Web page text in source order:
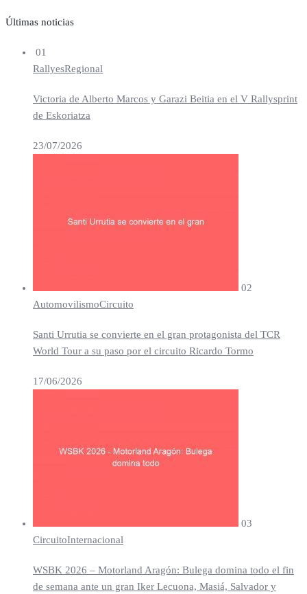
Últimas noticias
01
RallyesRegional
Victoria de Alberto Marcos y Garazi Beitia en el V Rallysprint
de Eskoriatza
23/07/2026
02
AutomovilismoCircuito
Santi Urrutia se convierte en el gran protagonista del TCR
World Tour a su paso por el circuito Ricardo Tormo
17/06/2026
03
CircuitoInternacional
WSBK 2026 – Motorland Aragón: Bulega domina todo el fin
de semana ante un gran Iker Lecuona, Masiá, Salvador y